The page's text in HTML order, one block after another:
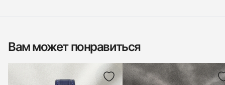
Вам может понравиться